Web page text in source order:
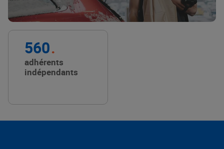
560
adhérents
indépendants